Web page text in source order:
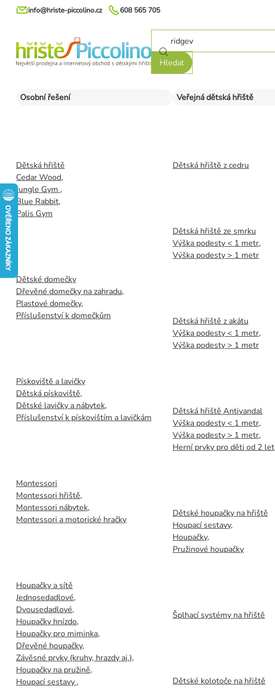
Přejít
608 565 705
info@hriste-piccolino.cz
Hledat
Osobní řešení
Dětská hřiště
Cedar Wood,
Jungle Gym ,
Blue Rabbit,
Palis Gym
Dětské domečky
Dřevěné domečky na zahradu,
Plastové domečky,
Příslušenství k domečkům
Pískoviště a lavičky
Dětská pískoviště,
Dětské lavičky a nábytek,
Příslušenství k pískovištím a lavičkám
Montessori
Montessori hřiště,
Montessori nábytek,
Montessori a motorické hračky
Houpačky a sítě
Jednosedadlové,
Dvousedadlové,
Houpačky hnízdo,
Houpačky pro miminka,
Dřevěné houpačky,
Závěsné prvky (kruhy, hrazdy aj.),
Houpačky na pružině,
Houpací sestavy ,
Veřejná dětská hřiště
Dětská hřiště z cedru
Dětská hřiště ze smrku
Výška podesty < 1 metr,
Výška podesty > 1 metr
Dětská hřiště z akátu
Výška podesty < 1 metr,
Výška podesty > 1 metr
Dětská hřiště Antivandal
Výška podesty < 1 metr,
Výška podesty > 1 metr,
Herní prvky pro děti od 2 let
Dětské houpačky na hřiště
Houpací sestavy,
Houpačky,
Pružinové houpačky
Šplhací systémy na hřiště
Dětské kolotoče na hřiště